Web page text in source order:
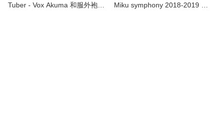
Tuber - Vox Akuma 和服外袍
Miku symphony 2018-2019 交